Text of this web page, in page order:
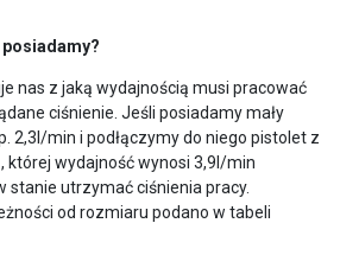
nas z jaką wydajnością musi pracować
ciśnienie. Jeśli posiadamy mały
2,3l/min i podłączymy do niego pistolet z
której wydajność wynosi 3,9l/min
stanie utrzymać ciśnienia pracy.
od rozmiaru podano w tabeli